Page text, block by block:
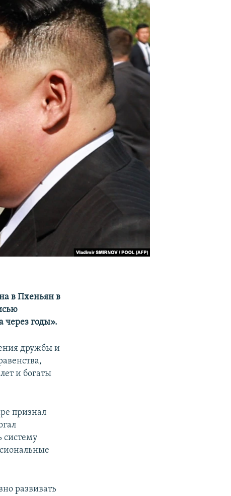
в Пхеньян в
через годы».
дружбы и
и богаты
признал
систему
развивать